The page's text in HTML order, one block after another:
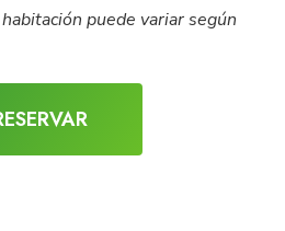
puede variar según